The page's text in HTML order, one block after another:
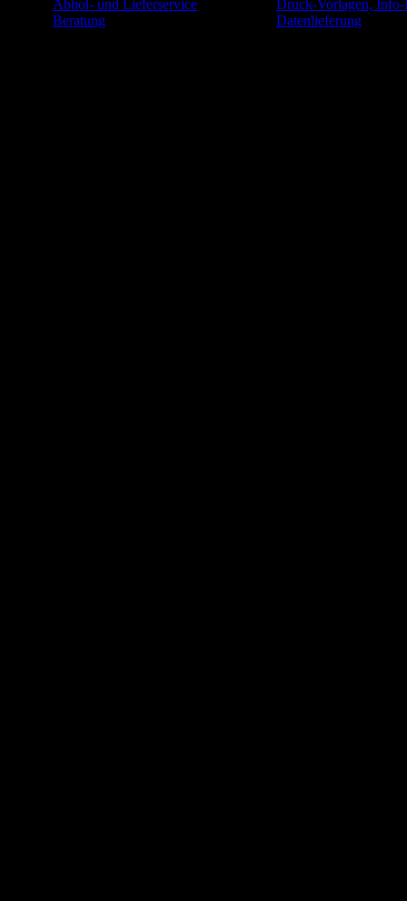
Abhol- und Lieferservice
Beratung
Druck-Vorlagen,
Datenlieferung